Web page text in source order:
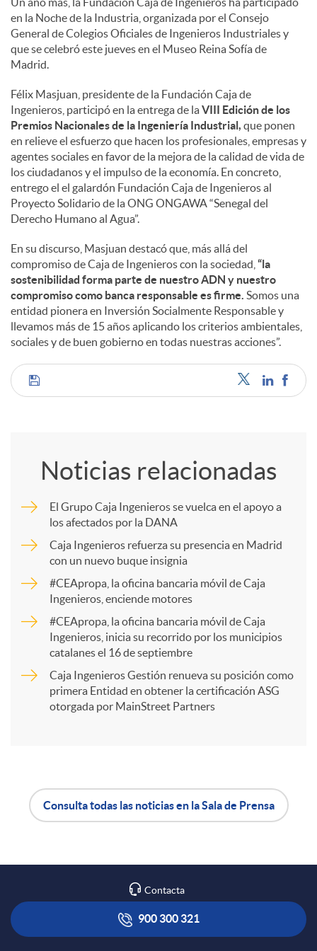
c
o
n
t
e
n
i
d
o
en la Noche de la Industria, organizada por el Consejo
General de Colegios Oficiales de Ingenieros Industriales y
que se celebró este jueves en el Museo Reina Sofía de
Madrid.
Félix Masjuan, presidente de la Fundación Caja de
Ingenieros, participó en la entrega de laVIII Edición de los
Premios Nacionales de la Ingeniería Industrial, que ponen
en relieve el esfuerzo que hacen los profesionales, empresas y
agentes sociales en favor de la mejora de la calidad de vida de
los ciudadanos y el impulso de la economía. En concreto,
entrego el el galardón Fundación Caja de Ingenieros al
Proyecto Solidario de la ONG ONGAWA “Senegal del
Derecho Humano al Agua”.
En su discurso, Masjuan destacó que, más allá del
compromiso de Caja de Ingenieros con la sociedad, “la
sostenibilidad forma parte de nuestro ADN y nuestro
compromiso como banca responsable es firme. Somos una
entidad pionera en Inversión Socialmente Responsable y
llevamos más de 15 años aplicando los criterios ambientales,
sociales y de buen gobierno en todas nuestras acciones”.
C
p
a
r
t
R
e
Noticias relacionadas
El Grupo Caja Ingenieros se vuelca en el apoyo a
los afectados por la DANA
Caja Ingenieros refuerza su presencia en Madrid
con un nuevo buque insignia
#CEApropa, la oficina bancaria móvil de Caja
Ingenieros, enciende motores
#CEApropa, la oficina bancaria móvil de Caja
Ingenieros, inicia su recorrido por los municipios
catalanes el 16 de septiembre
Caja Ingenieros Gestión renueva su posición como
primera Entidad en obtener la certificación ASG
otorgada por MainStreet Partners
A
p
l
o
t
Consulta todas las noticias en la Sala de Prensa
Contacta
900 300 321